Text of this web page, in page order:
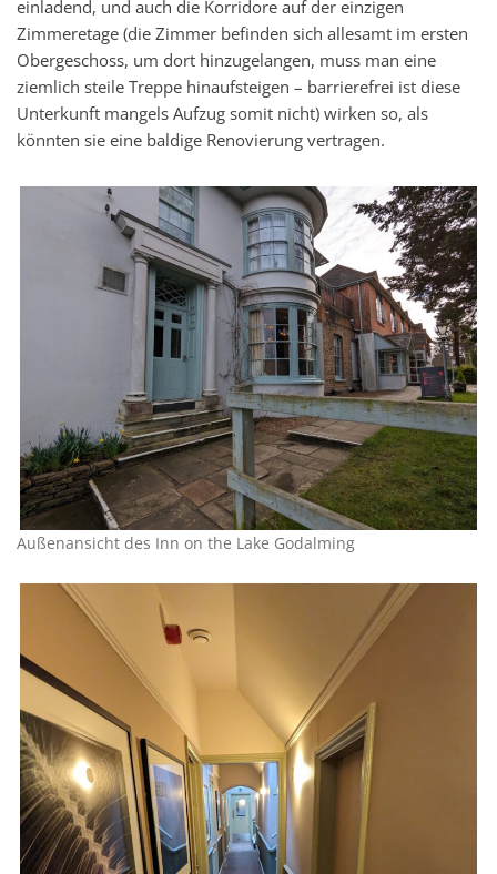
einladend, und auch die Korridore auf der einzigen
Zimmeretage (die Zimmer befinden sich allesamt im ersten
Obergeschoss, um dort hinzugelangen, muss man eine
ziemlich steile Treppe hinaufsteigen – barrierefrei ist diese
Unterkunft mangels Aufzug somit nicht) wirken so, als
könnten sie eine baldige Renovierung vertragen.
Außenansicht des Inn on the Lake Godalming